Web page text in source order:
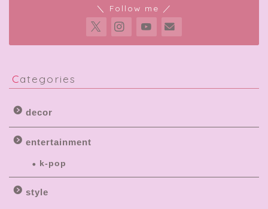
＼ Follow me ／
Categories
decor
entertainment
k-pop
style